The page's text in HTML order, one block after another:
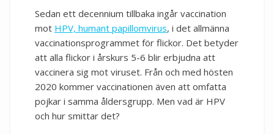
Sedan ett decennium tillbaka ingår vaccination
mot HPV, humant papillomvirus, i det allmänna
vaccinationsprogrammet för flickor. Det betyder
att alla flickor i årskurs 5-6 blir erbjudna att
vaccinera sig mot viruset. Från och med hösten
2020 kommer vaccinationen även att omfatta
pojkar i samma åldersgrupp. Men vad är HPV
och hur smittar det?